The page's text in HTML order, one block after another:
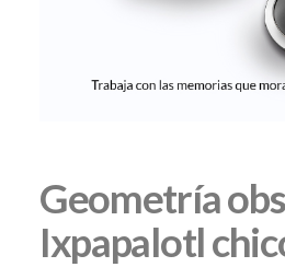
Geometría
Ixpapalotl